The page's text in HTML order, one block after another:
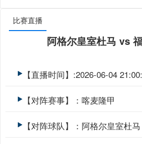
比赛直播
阿格尔皇室杜马 vs
【直播时间】:2026-06-04
【对阵赛事】：喀麦隆甲
【对阵球队】：阿格尔皇室杜